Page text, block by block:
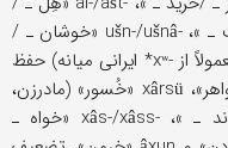
هِشت ـ »، -i-ows-/i-oft «خُفس ـ / خُفت ـ »، -ušn-/ušnâ «خوشان ـ /
خوشانید ـ ». بااین‌حال در مواردی، /x/ (معمولاً از -xʷ* ایرانی میانه) حفظ
شده است، مانند xow «خواب»، xox «خواهر»، xârsü «خُسور» (مادرزن،
مادرشوهر)، -xun-/xunt «خوان ـ / خواند ـ »، -xâs-/xâss «خواه ـ